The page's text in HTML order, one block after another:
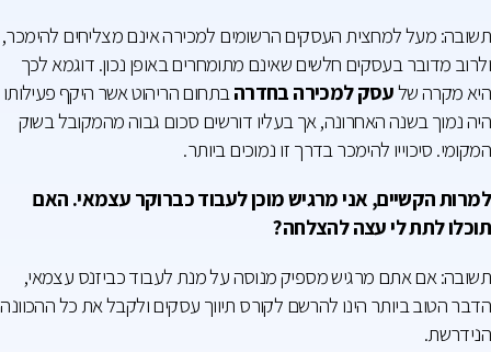
תשובה: מעל למחצית העסקים הרשומים למכירה אינם מצליחים להימכר,
ולרוב מדובר בעסקים חלשים שאינם מתומחרים באופן נכון. דוגמא לכך
היא מקרה שלעסק למכירה בחדרהבתחום הריהוט אשר היקף פעילותו
היה נמוך בשנה האחרונה, אך בעליו דורשים סכום גבוה מהמקובל בשוק
המקומי. סיכוייו להימכר בדרך זו נמוכים ביותר.
למרות הקשיים, אני מרגיש מוכן לעבוד כברוקר עצמאי. האם
תוכלו לתת לי עצה להצלחה?
תשובה: אם אתם מרגיש מספיק מנוסה על מנת לעבוד כביזנס עצמאי,
הדבר הטוב ביותר הינו להרשם לקורס תיווך עסקים ולקבל את כל ההכוונה
הנידרשת.